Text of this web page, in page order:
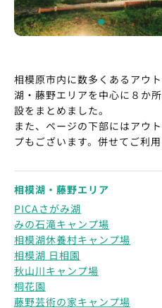
相模原市内に数多くあるアウ
湖・藤野エリアを中心に８か
設をまとめました。
また、ページの下部にはアウ
プもございます。併せてご利用
相模湖・藤野エリア
PICAさがみ湖
みの石滝キャンプ場
相模湖休養村キャンプ場
相模湖 日相園
秋山川キャンプ場
桐花園
藤野芸術の家キャンプ場